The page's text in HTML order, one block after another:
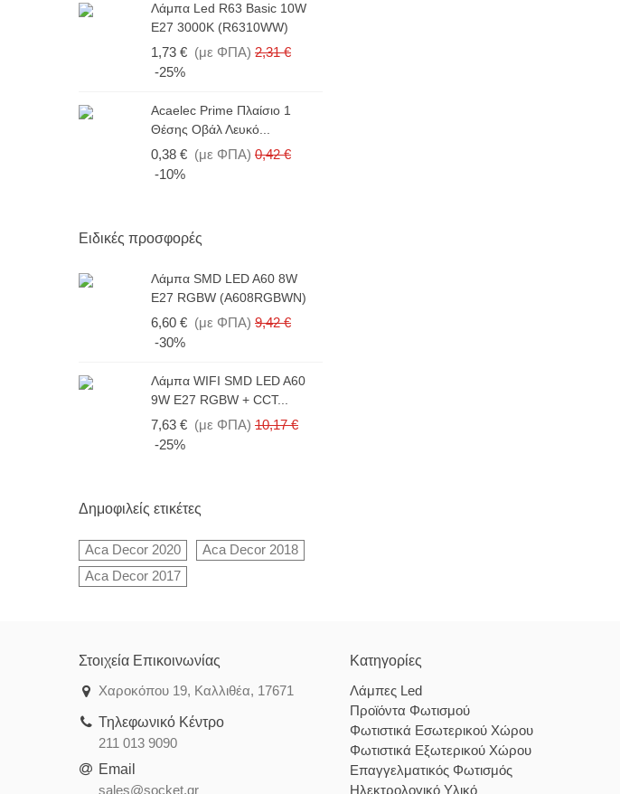
Λάμπα Led R63 Basic 10W
E27 3000K (R6310WW)
1,73 € (με ΦΠΑ) 2,31 €
-25%
Acaelec Prime Πλαίσιο 1
Θέσης Οβάλ Λευκό...
0,38 € (με ΦΠΑ) 0,42 €
-10%
Ειδικές προσφορές
Λάμπα SMD LED A60 8W
E27 RGBW (A608RGBWN)
6,60 € (με ΦΠΑ) 9,42 €
-30%
Λάμπα WIFI SMD LED A60
9W E27 RGBW + CCT...
7,63 € (με ΦΠΑ) 10,17 €
-25%
Δημοφιλείς ετικέτες
Aca Decor 2020
Aca Decor 2018
Aca Decor 2017
Στοιχεία Επικοινωνίας
Χαροκόπου 19, Καλλιθέα, 17671
Τηλεφωνικό Κέντρο
211 013 9090
Email
sales@socket.gr
Κατηγορίες
Λάμπες Led
Προϊόντα Φωτισμού
Φωτιστικά Εσωτερικού Χώρου
Φωτιστικά Εξωτερικού Χώρου
Επαγγελματικός Φωτισμός
Ηλεκτρολογικό Υλικό